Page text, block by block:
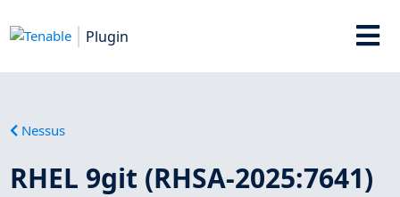
Plugin
Nessus
RHEL 9git (RHSA-2025:7641)